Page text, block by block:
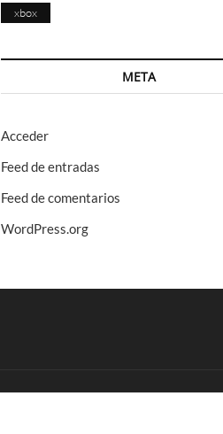
xbox
META
Acceder
Feed de entradas
Feed de comentarios
WordPress.org